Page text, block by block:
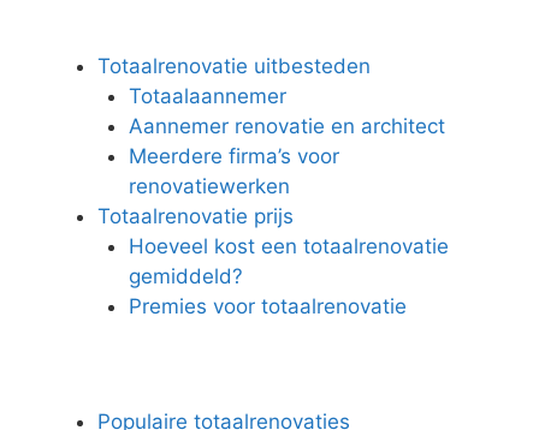
Totaalrenovatie uitbesteden
Totaalaannemer
Aannemer renovatie en architect
Meerdere firma’s voor
renovatiewerken
Totaalrenovatie prijs
Hoeveel kost een totaalrenovatie
gemiddeld?
Premies voor totaalrenovatie
Populaire totaalrenovaties